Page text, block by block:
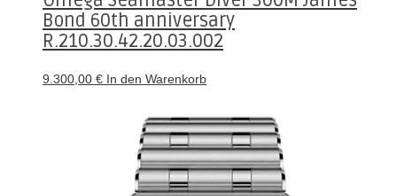
Bond 60th anniversary
R.210.30.42.20.03.002
9.300,00 € In den Warenkorb